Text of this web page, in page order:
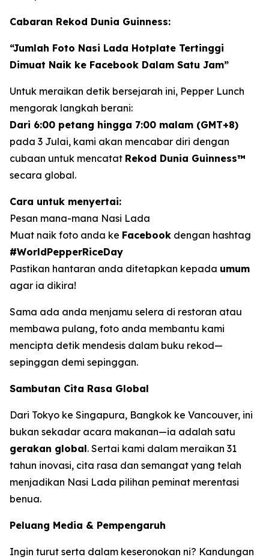
Cabaran Rekod Dunia Guinness:
“Jumlah Foto Nasi Lada Hotplate Tertinggi
Dimuat Naik ke Facebook Dalam Satu Jam”
Untuk meraikan detik bersejarah ini, Pepper Lunch
mengorak langkah berani:
Dari 6:00 petang hingga 7:00 malam (GMT+8)
pada 3 Julai, kami akan mencabar diri dengan
cubaan untuk mencatat Rekod Dunia Guinness™
secara global.
Cara untuk menyertai:
Pesan mana-mana Nasi Lada
Muat naik foto anda ke Facebook dengan hashtag
#WorldPepperRiceDay
Pastikan hantaran anda ditetapkan kepada umum
agar ia dikira!
Sama ada anda menjamu selera di restoran atau
membawa pulang, foto anda membantu kami
mencipta detik mendesis dalam buku rekod—
sepinggan demi sepinggan.
Sambutan Cita Rasa Global
Dari Tokyo ke Singapura, Bangkok ke Vancouver, ini
bukan sekadar acara makanan—ia adalah satu
gerakan global. Sertai kami dalam meraikan 31
tahun inovasi, cita rasa dan semangat yang telah
menjadikan Nasi Lada pilihan peminat merentasi
benua.
Peluang Media & Pempengaruh
Ingin turut serta dalam keseronokan ni? Kandungan